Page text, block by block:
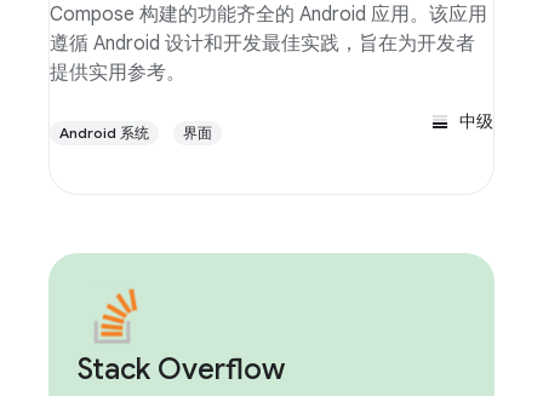
Compose 构建的功能齐全的 Android 应用。该应用
遵循 Android 设计和开发最佳实践，旨在为开发者
提供实用参考。
Android 系统 界面
中级
Stack Overflow